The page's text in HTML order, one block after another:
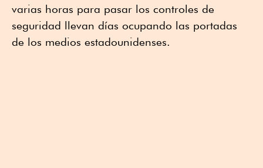
varias horas para pasar los controles de
seguridad llevan días ocupando las portadas
de los medios estadounidenses.